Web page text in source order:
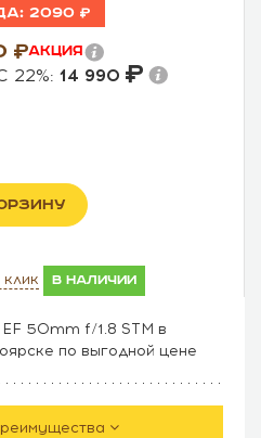
2090
Акция
22%: 14 990
в наличии
50mm f/1.8 STM в
по выгодной цене